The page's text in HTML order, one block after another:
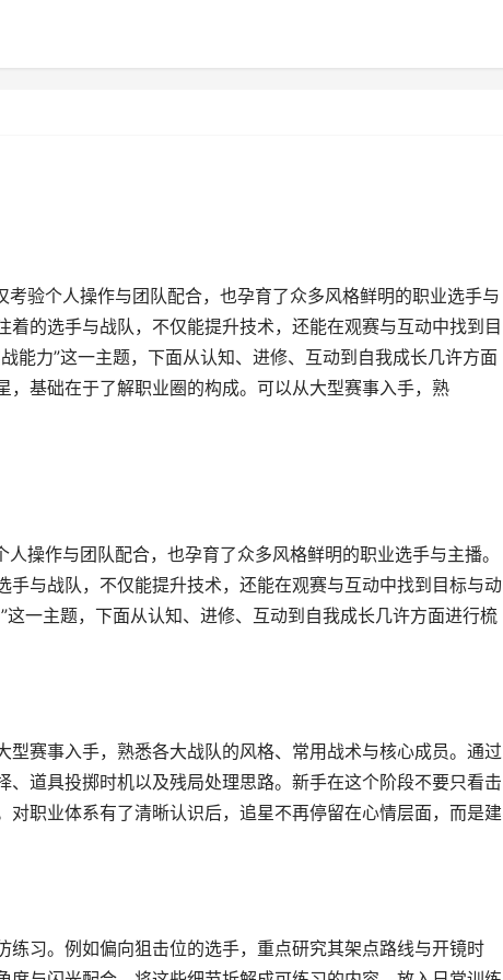
验个人操作与团队配合，也孕育了众多风格鲜明的职业选手与
的选手与战队，不仅能提升技术，还能在观赛与互动中找到目
能力”这一主题，下面从认知、进修、互动到自我成长几许方面
基础在于了解职业圈的构成。可以从大型赛事入手，熟
操作与团队配合，也孕育了众多风格鲜明的职业选手与主播。
与战队，不仅能提升技术，还能在观赛与互动中找到目标与动
一主题，下面从认知、进修、互动到自我成长几许方面进行梳
赛事入手，熟悉各大战队的风格、常用战术与核心成员。通过
道具投掷时机以及残局处理思路。新手在这个阶段不要只看击
职业体系有了清晰认识后，追星不再停留在心情层面，而是建
习。例如偏向狙击位的选手，重点研究其架点路线与开镜时